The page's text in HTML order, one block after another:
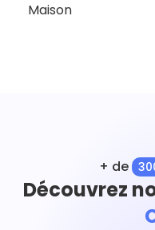
Maison
+ de
Découvrez